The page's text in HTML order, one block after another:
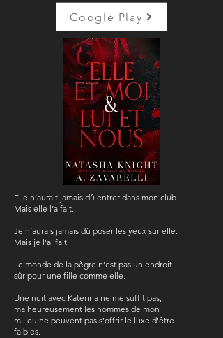
Google Play
Elle n’aurait jamais dû entrer dans mon club.
Mais elle l’a fait.
Je n’aurais jamais dû poser les yeux sur elle.
Mais je l’ai fait.
Le monde de la pègre n’est pas un endroit
sûr pour une fille comme elle.
Une nuit avec Katerina ne me suffit pas,
malheureusement les hommes de mon
milieu ne peuvent pas s’offrir le luxe d’être
faibles.